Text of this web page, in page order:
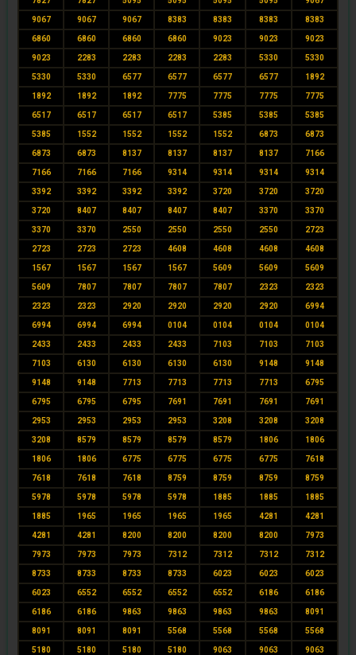
9067 9067 9067 8383 8383 8383 8383
6860 6860 6860 6860 9023 9023 9023
9023 2283 2283 2283 2283 5330 5330
5330 5330 6577 6577 6577 6577 1892
1892 1892 1892 7775 7775 7775 7775
6517 6517 6517 6517 5385 5385 5385
5385 1552 1552 1552 1552 6873 6873
6873 6873 8137 8137 8137 8137 7166
7166 7166 7166 9314 9314 9314 9314
3392 3392 3392 3392 3720 3720 3720
3720 8407 8407 8407 8407 3370 3370
3370 3370 2550 2550 2550 2550 2723
2723 2723 2723 4608 4608 4608 4608
1567 1567 1567 1567 5609 5609 5609
5609 7807 7807 7807 7807 2323 2323
2323 2323 2920 2920 2920 2920 6994
6994 6994 6994 0104 0104 0104 0104
2433 2433 2433 2433 7103 7103 7103
7103 6130 6130 6130 6130 9148 9148
9148 9148 7713 7713 7713 7713 6795
6795 6795 6795 7691 7691 7691 7691
2953 2953 2953 2953 3208 3208 3208
3208 8579 8579 8579 8579 1806 1806
1806 1806 6775 6775 6775 6775 7618
7618 7618 7618 8759 8759 8759 8759
5978 5978 5978 5978 1885 1885 1885
1885 1965 1965 1965 1965 4281 4281
4281 4281 8200 8200 8200 8200 7973
7973 7973 7973 7312 7312 7312 7312
8733 8733 8733 8733 6023 6023 6023
6023 6552 6552 6552 6552 6186 6186
6186 6186 9863 9863 9863 9863 8091
8091 8091 8091 5568 5568 5568 5568
5180 5180 5180 5180 9063 9063 9063